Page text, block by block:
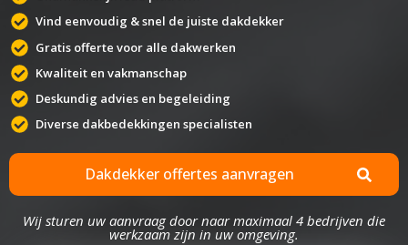
Vind eenvoudig & snel de juiste dakdekker
Gratis offerte voor alle dakwerken
Kwaliteit en vakmanschap
Deskundig advies en begeleiding
Diverse dakbedekkingen specialisten
Dakdekker offertes aanvragen
Wij sturen uw aanvraag door naar maximaal 4 bedrijven die
werkzaam zijn in uw omgeving.